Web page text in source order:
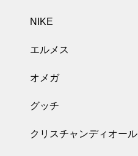
NIKE
エルメス
オメガ
グッチ
クリスチャンディオール